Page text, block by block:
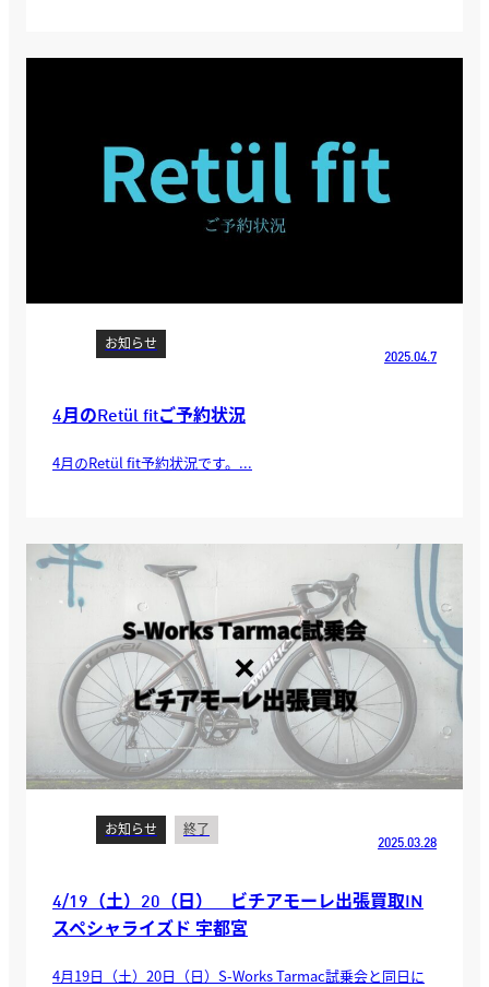
お知らせ
2025.04.7
4月のRetül fitご予約状況
4月のRetül fit予約状況です。...
お知らせ
終了
2025.03.28
4/19（土）20（日） ビチアモーレ出張買取IN
スペシャライズド 宇都宮
4月19日（土）20日（日）S-Works Tarmac試乗会と同日に